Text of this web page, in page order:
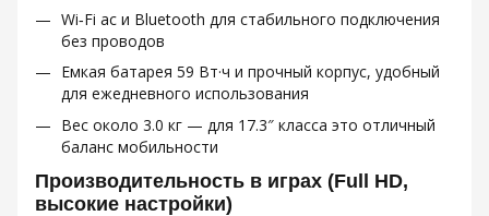
Wi‑Fi ac и Bluetooth для стабильного подключения
без проводов
Емкая батарея 59 Вт·ч и прочный корпус, удобный
для ежедневного использования
Вес около 3.0 кг — для 17.3″ класса это отличный
баланс мобильности
Производительность в играх (Full HD,
высокие настройки)